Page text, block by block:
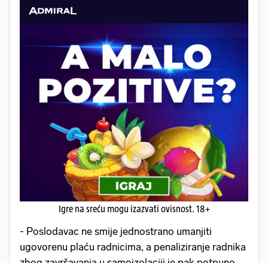
Igre na sreću mogu izazvati ovisnost. 18+
- Poslodavac ne smije jednostrano umanjiti
ugovorenu plaću radnicima, a penaliziranje radnika